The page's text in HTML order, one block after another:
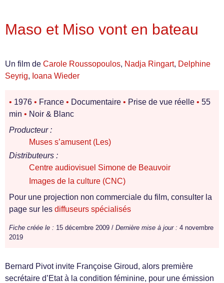
Maso et Miso vont en bateau
Un film de Carole Roussopoulos, Nadja Ringart, Delphine
Seyrig, Ioana Wieder
• 1976 • France • Documentaire • Prise de vue réelle • 55
min • Noir & Blanc
Producteur :
Muses s’amusent (Les)
Distributeurs :
Centre audiovisuel Simone de Beauvoir
Images de la culture (CNC)
Pour une projection non commerciale du film, consulter la
page sur les diffuseurs spécialisés
Fiche créée le : 15 décembre 2009 / Dernière mise à jour : 4 novembre
2019
Bernard Pivot invite Françoise Giroud, alors première
secrétaire d’Etat à la condition féminine, pour une émission